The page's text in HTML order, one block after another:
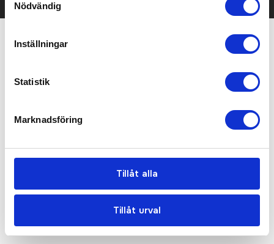
Nödvändig
Inställningar
Statistik
Marknadsföring
Tillåt alla
Tillåt urval